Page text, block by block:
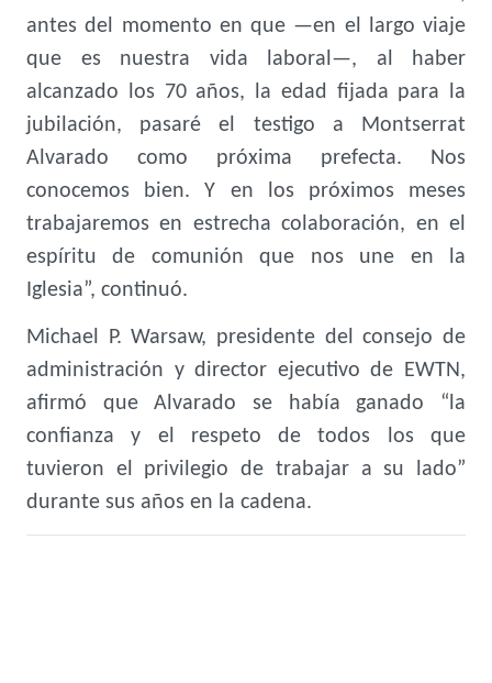
antes del momento en que —en el largo viaje
que es nuestra vida laboral—, al haber
alcanzado los 70 años, la edad fijada para la
jubilación, pasaré el testigo a Montserrat
Alvarado como próxima prefecta. Nos
conocemos bien. Y en los próximos meses
trabajaremos en estrecha colaboración, en el
espíritu de comunión que nos une en la
Iglesia”, continuó.
Michael P. Warsaw, presidente del consejo de
administración y director ejecutivo de EWTN,
afirmó que Alvarado se había ganado “la
confianza y el respeto de todos los que
tuvieron el privilegio de trabajar a su lado”
durante sus años en la cadena.